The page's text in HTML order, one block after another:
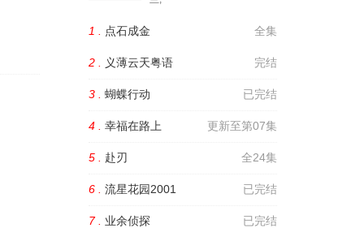
全集
1 . 点石成金
完结
2 . 义薄云天粤语
已完结
3 . 蝴蝶行动
更新至第07集
4 . 幸福在路上
全24集
5 . 赴刃
已完结
6 . 流星花园2001
已完结
7 . 业余侦探